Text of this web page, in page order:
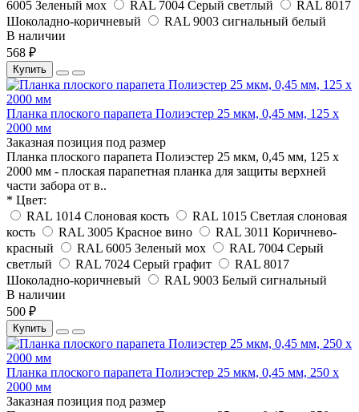
6005 Зеленый мох
RAL 7004 Серый светлый
RAL 8017
Шоколадно-коричневый
RAL 9003 сигнальный белый
В наличии
568 ₽
Купить
Планка плоского парапета Полиэстер 25 мкм, 0,45 мм, 125 x
2000 мм
Заказная позиция под размер
Планка плоского парапета Полиэстер 25 мкм, 0,45 мм, 125 x
2000 мм - плоская парапетная планка для защиты верхней
части забора от в..
* Цвет:
RAL 1014 Слоновая кость
RAL 1015 Светлая слоновая
кость
RAL 3005 Красное вино
RAL 3011 Коричнево-
красный
RAL 6005 Зеленый мох
RAL 7004 Серый
светлый
RAL 7024 Серый графит
RAL 8017
Шоколадно-коричневый
RAL 9003 Белый сигнальный
В наличии
500 ₽
Купить
Планка плоского парапета Полиэстер 25 мкм, 0,45 мм, 250 x
2000 мм
Заказная позиция под размер